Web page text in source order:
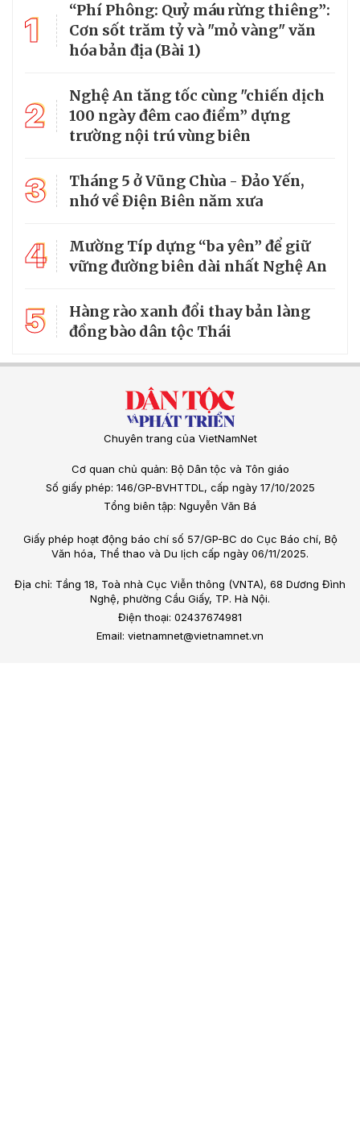
1
“Phí Phông: Quỷ máu rừng thiêng”:
Cơn sốt trăm tỷ và "mỏ vàng" văn
hóa bản địa (Bài 1)
2
Nghệ An tăng tốc cùng "chiến dịch
100 ngày đêm cao điểm” dựng
trường nội trú vùng biên
3
Tháng 5 ở Vũng Chùa - Đảo Yến,
nhớ về Điện Biên năm xưa
4
Mường Típ dựng “ba yên” để giữ
vững đường biên dài nhất Nghệ An
5
Hàng rào xanh đổi thay bản làng
đồng bào dân tộc Thái
Chuyên trang của VietNamNet
Cơ quan chủ quản: Bộ Dân tộc và Tôn giáo
Số giấy phép: 146/GP-BVHTTDL, cấp ngày 17/10/2025
Tổng biên tập: Nguyễn Văn Bá
Giấy phép hoạt động báo chí số 57/GP-BC do Cục Báo chí, Bộ
Văn hóa, Thể thao và Du lịch cấp ngày 06/11/2025.
Địa chỉ: Tầng 18, Toà nhà Cục Viễn thông (VNTA), 68 Dương Đình
Nghệ, phường Cầu Giấy, TP. Hà Nội.
Điện thoại: 02437674981
Email: vietnamnet@vietnamnet.vn